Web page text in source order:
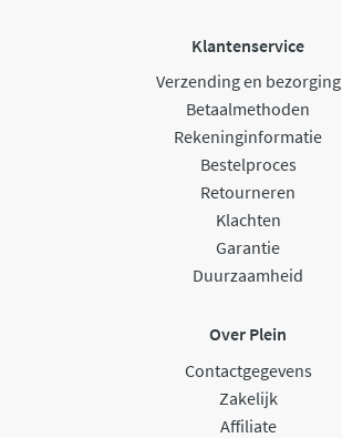
Klantenservice
Verzending en bezorging
Betaalmethoden
Rekeninginformatie
Bestelproces
Retourneren
Klachten
Garantie
Duurzaamheid
Over Plein
Contactgegevens
Zakelijk
Affiliate